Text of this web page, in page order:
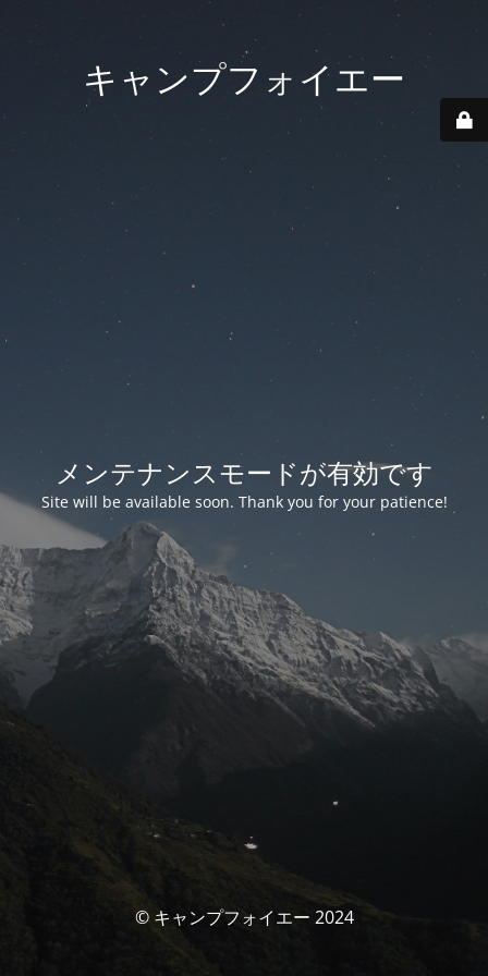
キャンプフォイエー
メンテナンスモードが有効です
Site will be available soon. Thank you for your patience!
© キャンプフォイエー 2024